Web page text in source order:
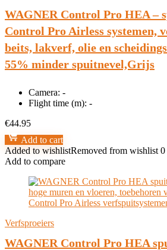
WAGNER Control Pro HEA –
Control Pro Airless systemen,
beits, lakverf, olie en
55% minder spuitnevel,Grijs
Camera: -
Flight time (m): -
€44.95
Add to cart
Added to wishlistRemoved from wishlist 0
Add to compare
Verfsproeiers
WAGNER Control Pro HEA